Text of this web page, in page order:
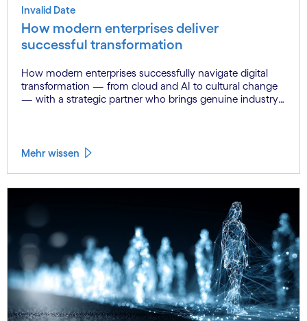
Invalid Date
How modern enterprises deliver
successful transformation
How modern enterprises successfully navigate digital
transformation — from cloud and AI to cultural change
— with a strategic partner who brings genuine industry
Mehr wissen